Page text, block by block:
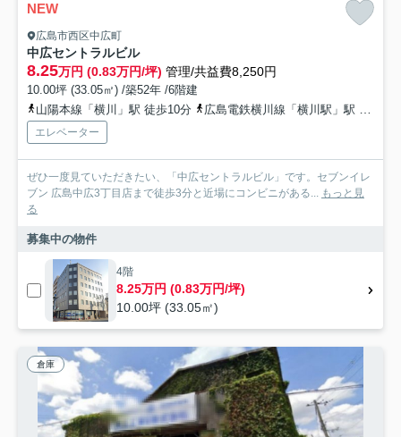
NEW
広島市西区中広町
中広セントラルビル
8.25万円 (0.83万円/坪) 管理/共益費8,250円
10.00坪 (33.05㎡) /築52年 /6階建
山陽本線「横川」駅 徒歩10分
広島電鉄横川線「横川駅」駅 徒歩10分
エレベーター
ぜひ一度見ていただきたい、「中広セントラルビル」です。セブンイレ
ブン 広島中広3丁目店まで徒歩3分と近場にコンビニがある... もっと見
る
募集中の物件
4階
8.25万円 (0.83万円/坪)
10.00坪 (33.05㎡)
倉庫